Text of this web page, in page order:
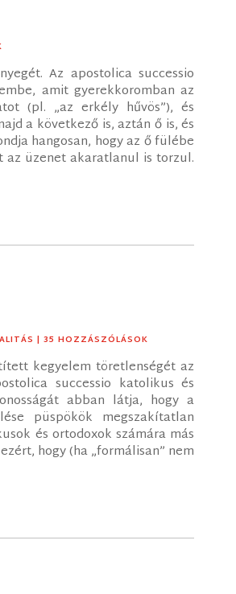
Az apostolica successio
amit gyerekkoromban az
(pl. „az erkély hűvös”), és
a következő is, aztán ő is, és
hangosan, hogy az ő fülébe
az üzenet akaratlanul is torzul.
| 35 HOZZÁSZÓLÁSOK
kegyelem töretlenségét az
successio katolikus és
abban látja, hogy a
püspökök megszakítatlan
és ortodoxok számára más
hogy (ha „formálisan” nem